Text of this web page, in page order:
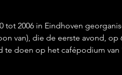
tot 2006 in Eindhoven
van), die de eerste avond, op
te doen op het cafépodium van